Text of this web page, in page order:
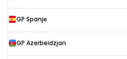
GP Spanje
GP Azerbeidzjan